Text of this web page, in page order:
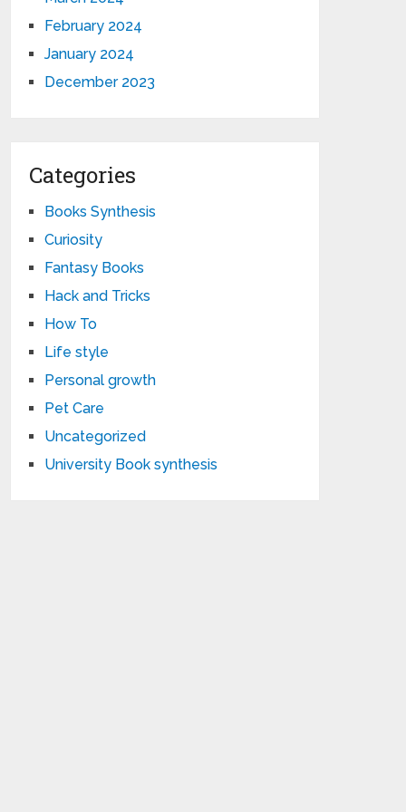
February 2024
January 2024
December 2023
Categories
Books Synthesis
Curiosity
Fantasy Books
Hack and Tricks
How To
Life style
Personal growth
Pet Care
Uncategorized
University Book synthesis